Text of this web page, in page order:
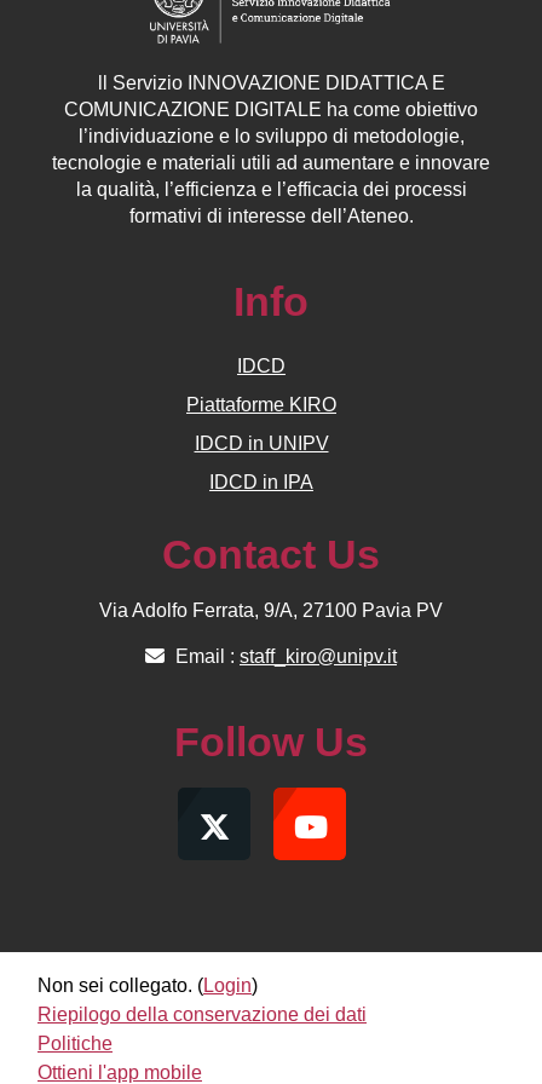
Servizio INNOVAZIONE DIDATTICA E
COMUNICAZIONE DIGITALE ha come obiettivo
l’individuazione e lo sviluppo di metodologie,
tecnologie e materiali utili ad aumentare e innovare
la qualità, l’efficienza e l’efficacia dei processi
formativi di interesse dell’Ateneo.
Info
IDCD
Piattaforme KIRO
IDCD in UNIPV
IDCD in IPA
Contact Us
Via Adolfo Ferrata, 9/A, 27100 Pavia PV
Email : staff_kiro@unipv.it
Follow Us
Non sei collegato. (Login)
Riepilogo della conservazione dei dati
Politiche
Ottieni l'app mobile